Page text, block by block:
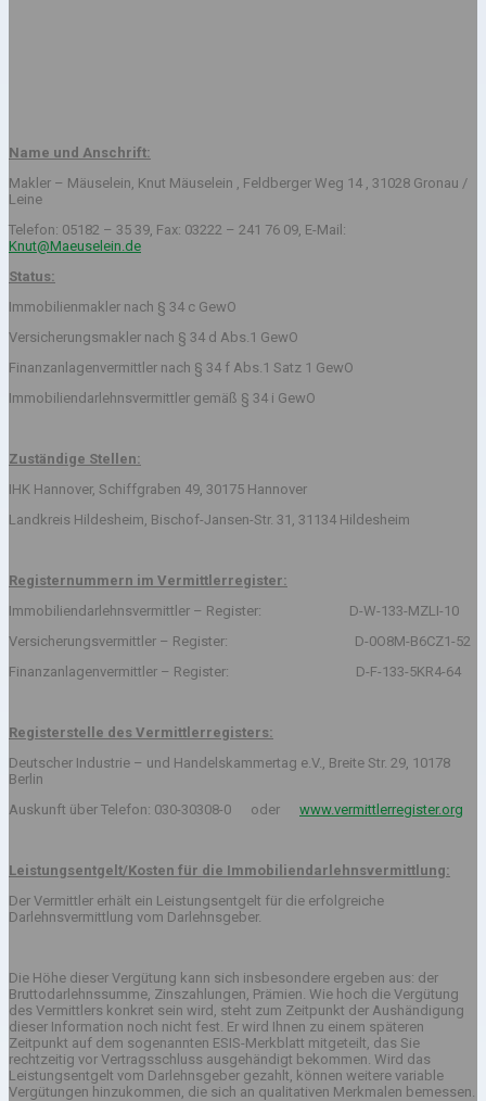
Name und Anschrift:
Makler – Mäuselein, Knut Mäuselein , Feldberger Weg 14 , 31028 Gronau /
Leine
Telefon: 05182 – 35 39, Fax: 03222 – 241 76 09, E-Mail:
Knut@Maeuselein.de
Status:
Immobilienmakler nach § 34 c GewO
Versicherungsmakler nach § 34 d Abs.1 GewO
Finanzanlagenvermittler nach § 34 f Abs.1 Satz 1 GewO
Immobiliendarlehnsvermittler gemäß § 34 i GewO
Zuständige Stellen:
IHK Hannover, Schiffgraben 49, 30175 Hannover
Landkreis Hildesheim, Bischof-Jansen-Str. 31, 31134 Hildesheim
Registernummern im Vermittlerregister:
Immobiliendarlehnsvermittler – Register: D-W-133-MZLI-10
Versicherungsvermittler – Register: D-0O8M-B6CZ1-52
Finanzanlagenvermittler – Register: D-F-133-5KR4-64
Registerstelle des Vermittlerregisters:
Deutscher Industrie – und Handelskammertag e.V., Breite Str. 29, 10178
Berlin
Auskunft über Telefon: 030-30308-0 oder www.vermittlerregister.org
Leistungsentgelt/Kosten für die Immobiliendarlehnsvermittlung:
Der Vermittler erhält ein Leistungsentgelt für die erfolgreiche
Darlehnsvermittlung vom Darlehnsgeber.
Die Höhe dieser Vergütung kann sich insbesondere ergeben aus: der
Bruttodarlehnssumme, Zinszahlungen, Prämien. Wie hoch die Vergütung
des Vermittlers konkret sein wird, steht zum Zeitpunkt der Aushändigung
dieser Information noch nicht fest. Er wird Ihnen zu einem späteren
Zeitpunkt auf dem sogenannten ESIS-Merkblatt mitgeteilt, das Sie
rechtzeitig vor Vertragsschluss ausgehändigt bekommen. Wird das
Leistungsentgelt vom Darlehnsgeber gezahlt, können weitere variable
Vergütungen hinzukommen, die sich an qualitativen Merkmalen bemessen.